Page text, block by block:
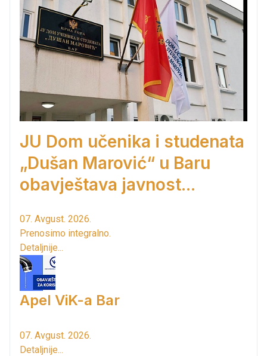
JU Dom učenika i studenata
„Dušan Marović“ u Baru
obavještava javnost...
07. Avgust. 2026.
Prenosimo integralno.
Detaljnije...
Apel ViK-a Bar
07. Avgust. 2026.
Detaljnije...